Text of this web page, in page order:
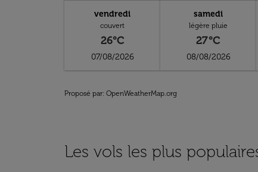
vendredi
couvert
26°C
07/08/2026
samedi
légère pluie
27°C
08/08/2026
Proposé par: OpenWeatherMap.org
Les vols les plus